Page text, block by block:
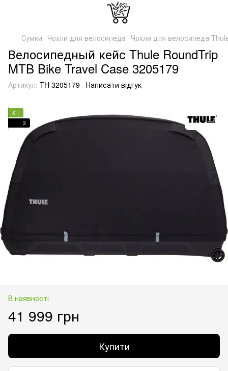
Сумки Чохли для велосипеда Чохли для велосипеда
Велосипедный кейс Thule RoundTrip
MTB Bike Travel Case 3205179
Артикул: TH 3205179 Написати відгук
ХІТ
3
В наявності
41 999 грн
Купити